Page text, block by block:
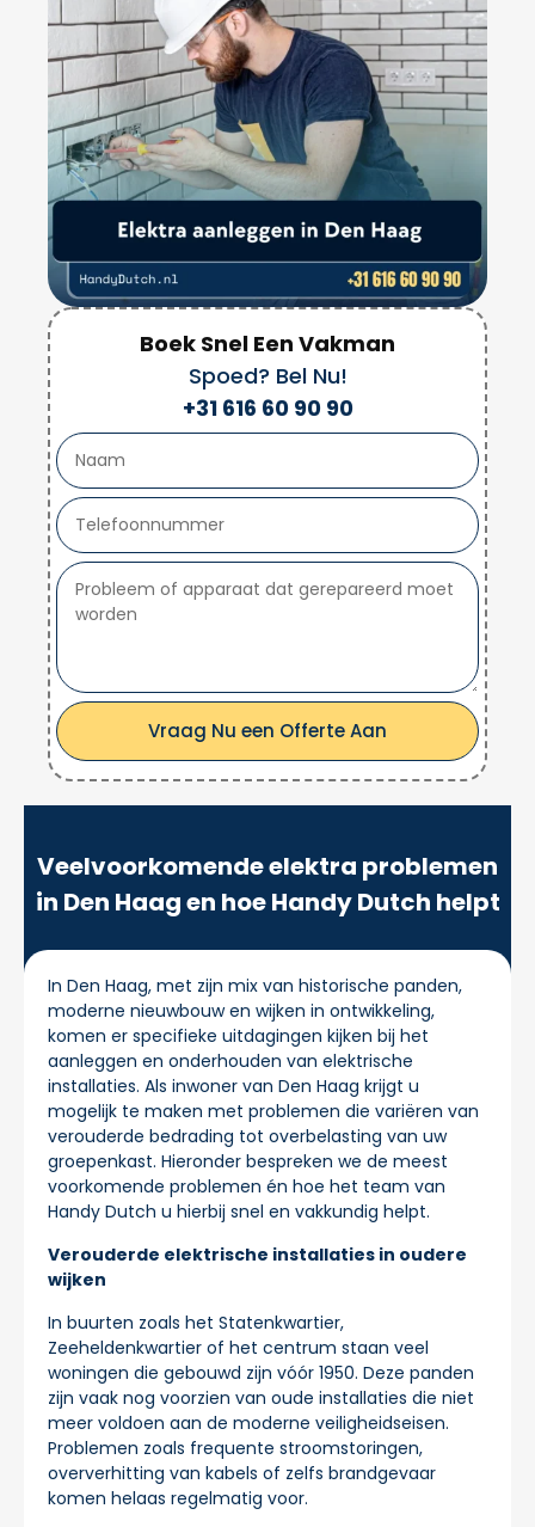
Boek Snel Een Vakman
Spoed? Bel Nu!
+31 616 60 90 90
Vraag Nu een Offerte Aan
Veelvoorkomende elektra problemen
in Den Haag en hoe Handy Dutch helpt
In Den Haag, met zijn mix van historische panden,
moderne nieuwbouw en wijken in ontwikkeling,
komen er specifieke uitdagingen kijken bij het
aanleggen en onderhouden van elektrische
installaties. Als inwoner van Den Haag krijgt u
mogelijk te maken met problemen die variëren van
verouderde bedrading tot overbelasting van uw
groepenkast. Hieronder bespreken we de meest
voorkomende problemen én hoe het team van
Handy Dutch u hierbij snel en vakkundig helpt.
Verouderde elektrische installaties in oudere
wijken
In buurten zoals het Statenkwartier,
Zeeheldenkwartier of het centrum staan veel
woningen die gebouwd zijn vóór 1950. Deze panden
zijn vaak nog voorzien van oude installaties die niet
meer voldoen aan de moderne veiligheidseisen.
Problemen zoals frequente stroomstoringen,
oververhitting van kabels of zelfs brandgevaar
komen helaas regelmatig voor.